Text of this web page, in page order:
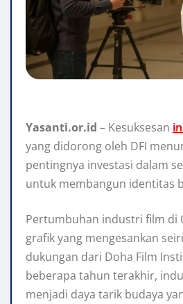
Yasanti.or.id – Kesuksesan
yang didorong oleh DFI
pentingnya investasi dalam
untuk membangun identitas
Pertumbuhan industri film di
grafik yang mengesankan
dukungan dari Doha Film
beberapa tahun terakhir,
menjadi daya tarik budaya